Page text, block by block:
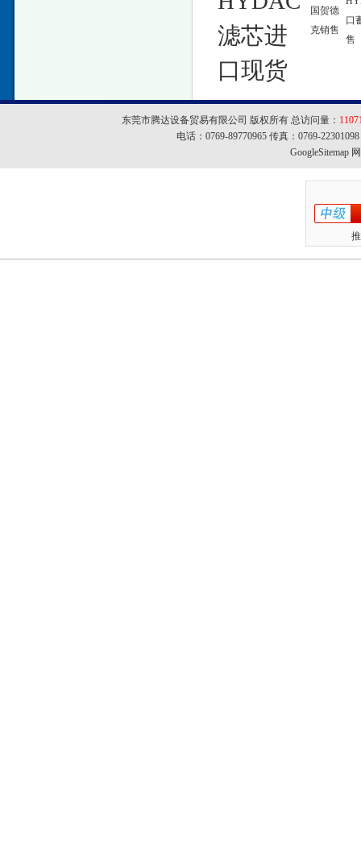
滤芯进
口现货
国贺德
克销售
口
售
东莞市腾达设备贸易有限公司 版权所有 总访问量：
电话：0769-89770965 传真：0769-
GoogleSitemap网